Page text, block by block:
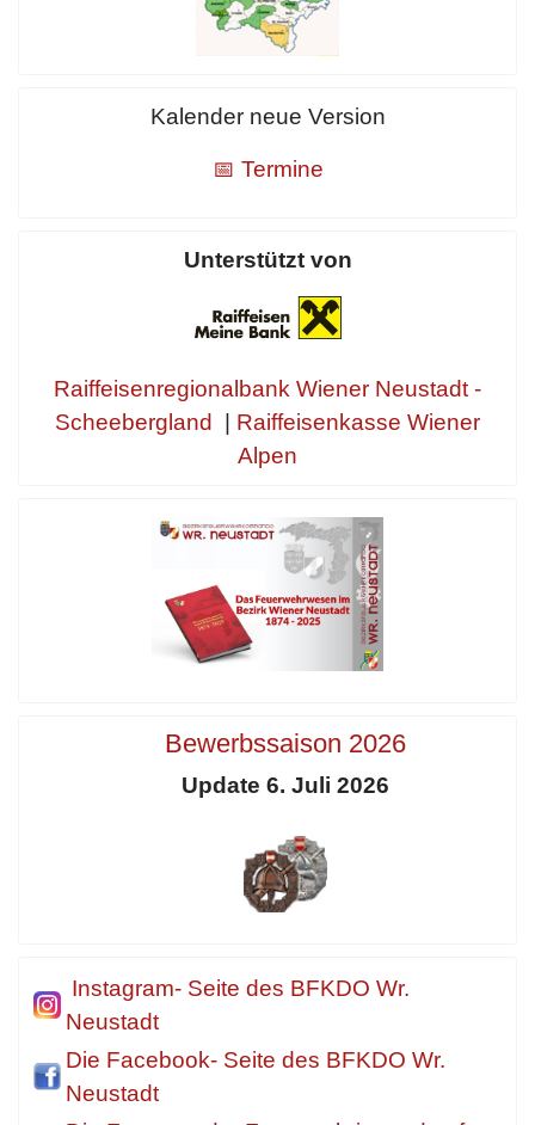
Kalender neue Version
📅 Termine
Unterstützt von
Raiffeisenregionalbank Wiener Neustadt -
Scheebergland
Raiffeisenkasse Wiener
Alpen
Bewerbssaison 2026
Update 6. Juli 2026
Instagram- Seite des BFKDO Wr.
Neustadt
Die Facebook- Seite des BFKDO Wr.
Neustadt